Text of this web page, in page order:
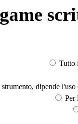
Tutto
dipende l'uso
Per